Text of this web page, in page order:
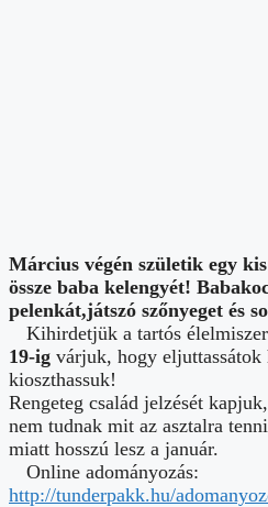
Március végén születik egy
össze baba kelengyét!
pelenkát,játszó szőnyeget és
Kihirdetjük a tartós
19-ig várjuk, hogy eljuttassátok
kioszthassuk!
Rengeteg család jelzését
nem tudnak mit az asztalra
miatt hosszú lesz a január.
Online adományozás:
http://tunderpakk.hu/